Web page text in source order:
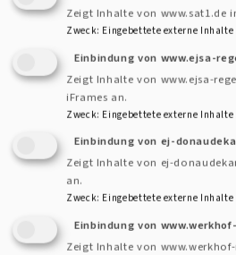
Weiterlesenüber
Pfarrerin
Karolin
Gerleigner
als
Stellv.
Dekanin
der
Region
eingeführt
Stellv. Dekanin
Prävention sex.
Zeigt Inhalte von www.sat1.de
Zweck: Eingebettete externe Inhalte
Einbindung von www.ejsa-
Zeigt Inhalte von www.ejsa-
iFrames an.
Zweck: Eingebettete externe Inhalte
Einbindung von ej-
Zeigt Inhalte von ej-
an.
Zweck: Eingebettete externe Inhalte
Einbindung von
Zeigt Inhalte von